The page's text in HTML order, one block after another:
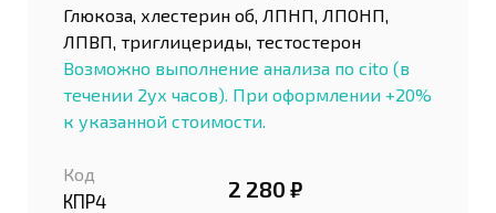
Глюкоза, хлестерин об, ЛПНП, ЛПОНП,
ЛПВП, триглицериды, тестостерон
Возможно выполнение анализа по cito (в
течении 2ух часов). При оформлении +20%
к указанной стоимости.
Код
КПР4 2 280 ₽